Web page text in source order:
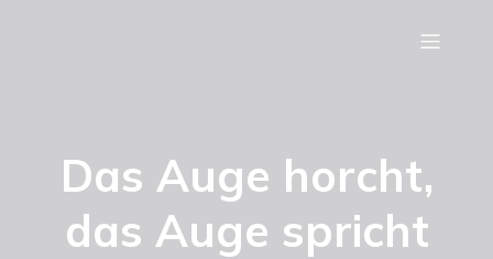
Das Auge horcht,
das Auge spricht